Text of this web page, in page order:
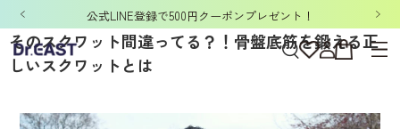
「洗濯ネット&ポーチ」ノベルティキャンペーン開催中！
そのスクワット間違ってる？！骨盤底筋を鍛える正
しいスクワットとは